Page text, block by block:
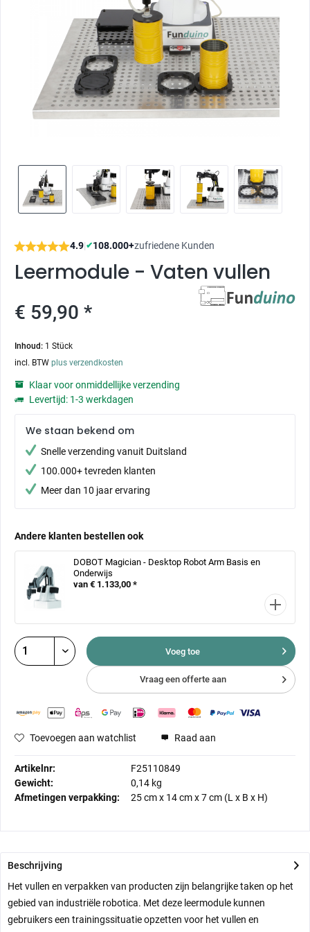
4.9|✔108.000+zufriedene Kunden
Leermodule - Vaten vullen
€ 59,90 *
Inhoud: 1 Stück
incl. BTW plus verzendkosten
Klaar voor onmiddellijke verzending
Levertijd: 1-3 werkdagen
We staan bekend om
Snelle verzending vanuit Duitsland
100.000+ tevreden klanten
Meer dan 10 jaar ervaring
Andere klanten bestellen ook
DOBOT Magician - Desktop Robot Arm Basis en
Onderwijs
van € 1.133,00 *
Voeg toe
Vraag een offerte aan
Toevoegen aan watchlist Raad aan
Artikelnr:
F25110849
Gewicht:
0,14 kg
Afmetingen verpakking:
25 cmx 14 cmx7 cm (L x B x H)
Beschrijving
Het vullen en verpakken van producten zijn belangrijke taken op het
gebied van industriële robotica. Met deze leermodule kunnen
gebruikers een trainingssituatie opzetten voor het vullen en